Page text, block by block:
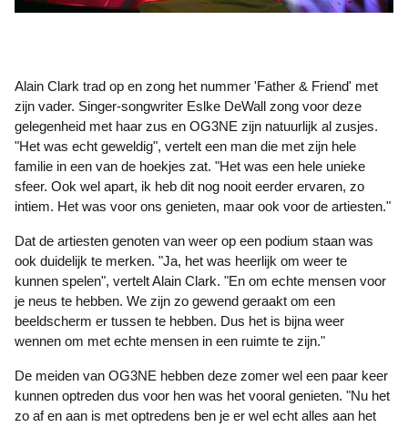
Alain Clark trad op en zong het nummer 'Father & Friend' met
zijn vader. Singer-songwriter Eslke DeWall zong voor deze
gelegenheid met haar zus en OG3NE zijn natuurlijk al zusjes.
"Het was echt geweldig", vertelt een man die met zijn hele
familie in een van de hoekjes zat. "Het was een hele unieke
sfeer. Ook wel apart, ik heb dit nog nooit eerder ervaren, zo
intiem. Het was voor ons genieten, maar ook voor de artiesten."
Dat de artiesten genoten van weer op een podium staan was
ook duidelijk te merken. "Ja, het was heerlijk om weer te
kunnen spelen", vertelt Alain Clark. "En om echte mensen voor
je neus te hebben. We zijn zo gewend geraakt om een
beeldscherm er tussen te hebben. Dus het is bijna weer
wennen om met echte mensen in een ruimte te zijn."
De meiden van OG3NE hebben deze zomer wel een paar keer
kunnen optreden dus voor hen was het vooral genieten. "Nu het
zo af en aan is met optredens ben je er wel echt alles aan het